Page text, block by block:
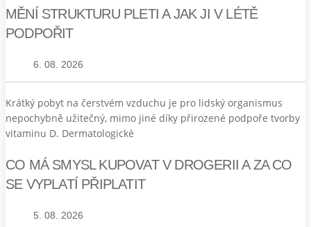
MĚNÍ STRUKTURU PLETI A JAK JI V LÉTĚ
PODPOŘIT
6. 08. 2026
Krátký pobyt na čerstvém vzduchu je pro lidský organismus
nepochybně užitečný, mimo jiné díky přirozené podpoře tvorby
vitaminu D. Dermatologické
CO MÁ SMYSL KUPOVAT V DROGERII A ZA CO
SE VYPLATÍ PŘIPLATIT
5. 08. 2026